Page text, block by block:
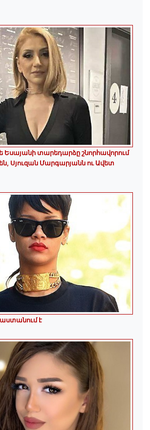
Եսայանի տարեդարձը շնորհավորում
Սյուզան Մարգարյանն ու Ավետ
է